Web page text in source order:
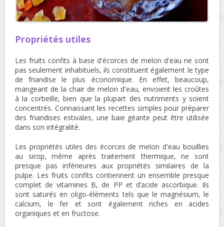
Propriétés utiles
Les fruits confits à base d'écorces de melon d'eau ne sont
pas seulement inhabituels, ils constituent également le type
de friandise le plus économique. En effet, beaucoup,
mangeant de la chair de melon d'eau, envoient les croûtes
à la corbeille, bien que la plupart des nutriments y soient
concentrés. Connaissant les recettes simples pour préparer
des friandises estivales, une baie géante peut être utilisée
dans son intégralité.
Les propriétés utiles des écorces de melon d'eau bouillies
au sirop, même après traitement thermique, ne sont
presque pas inférieures aux propriétés similaires de la
pulpe. Les fruits confits contiennent un ensemble presque
complet de vitamines B, de PP et d’acide ascorbique. Ils
sont saturés en oligo-éléments tels que le magnésium, le
calcium, le fer et sont également riches en acides
organiques et en fructose.